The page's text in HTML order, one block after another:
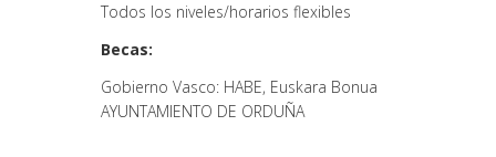
Todos los niveles/horarios flexibles
Becas:
Gobierno Vasco: HABE, Euskara Bonua
AYUNTAMIENTO DE ORDUÑA